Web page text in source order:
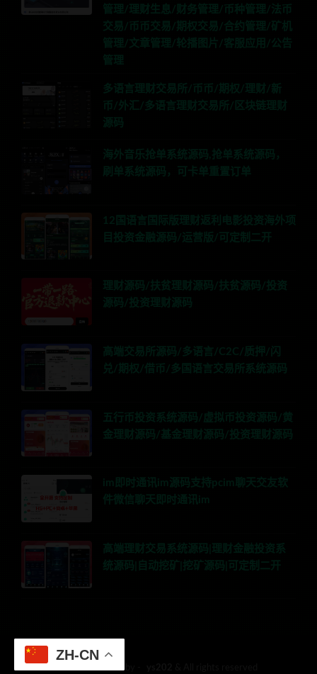
管理/理财生息/财务管理/币种管理/法币
交易/币币交易/期权交易/合约管理/矿机
管理/文章管理/轮播图片/客服应用/公告
管理
多语言理财交易所/币币/期权/理财/新
币/外汇/多语言理财交易所/区块链理财
源码
海外音乐抢单系统源码,抢单系统源码，
刷单系统源码，可卡单重置订单
12国语言国际版理财返利电影投资海外项
目投资金融源码/运营版/可定制二开
理财源码/扶贫理财源码/扶贫源码/投资
源码/投资理财源码
高端交易所源码/多语言/C2C/质押/闪
兑/期权/借币/多国语言交易所系统源码
五行币投资系统源码/虚拟币投资源码/黄
金理财源码/基金理财源码/投资理财源码
im即时通讯im源码支持pcim聊天交友软
件微信聊天即时通讯im
高端理财交易系统源码|理财金融投资系
统源码|自动挖矿|挖矿源码|可定制二开
© 2018 Theme by -
ZH-CN